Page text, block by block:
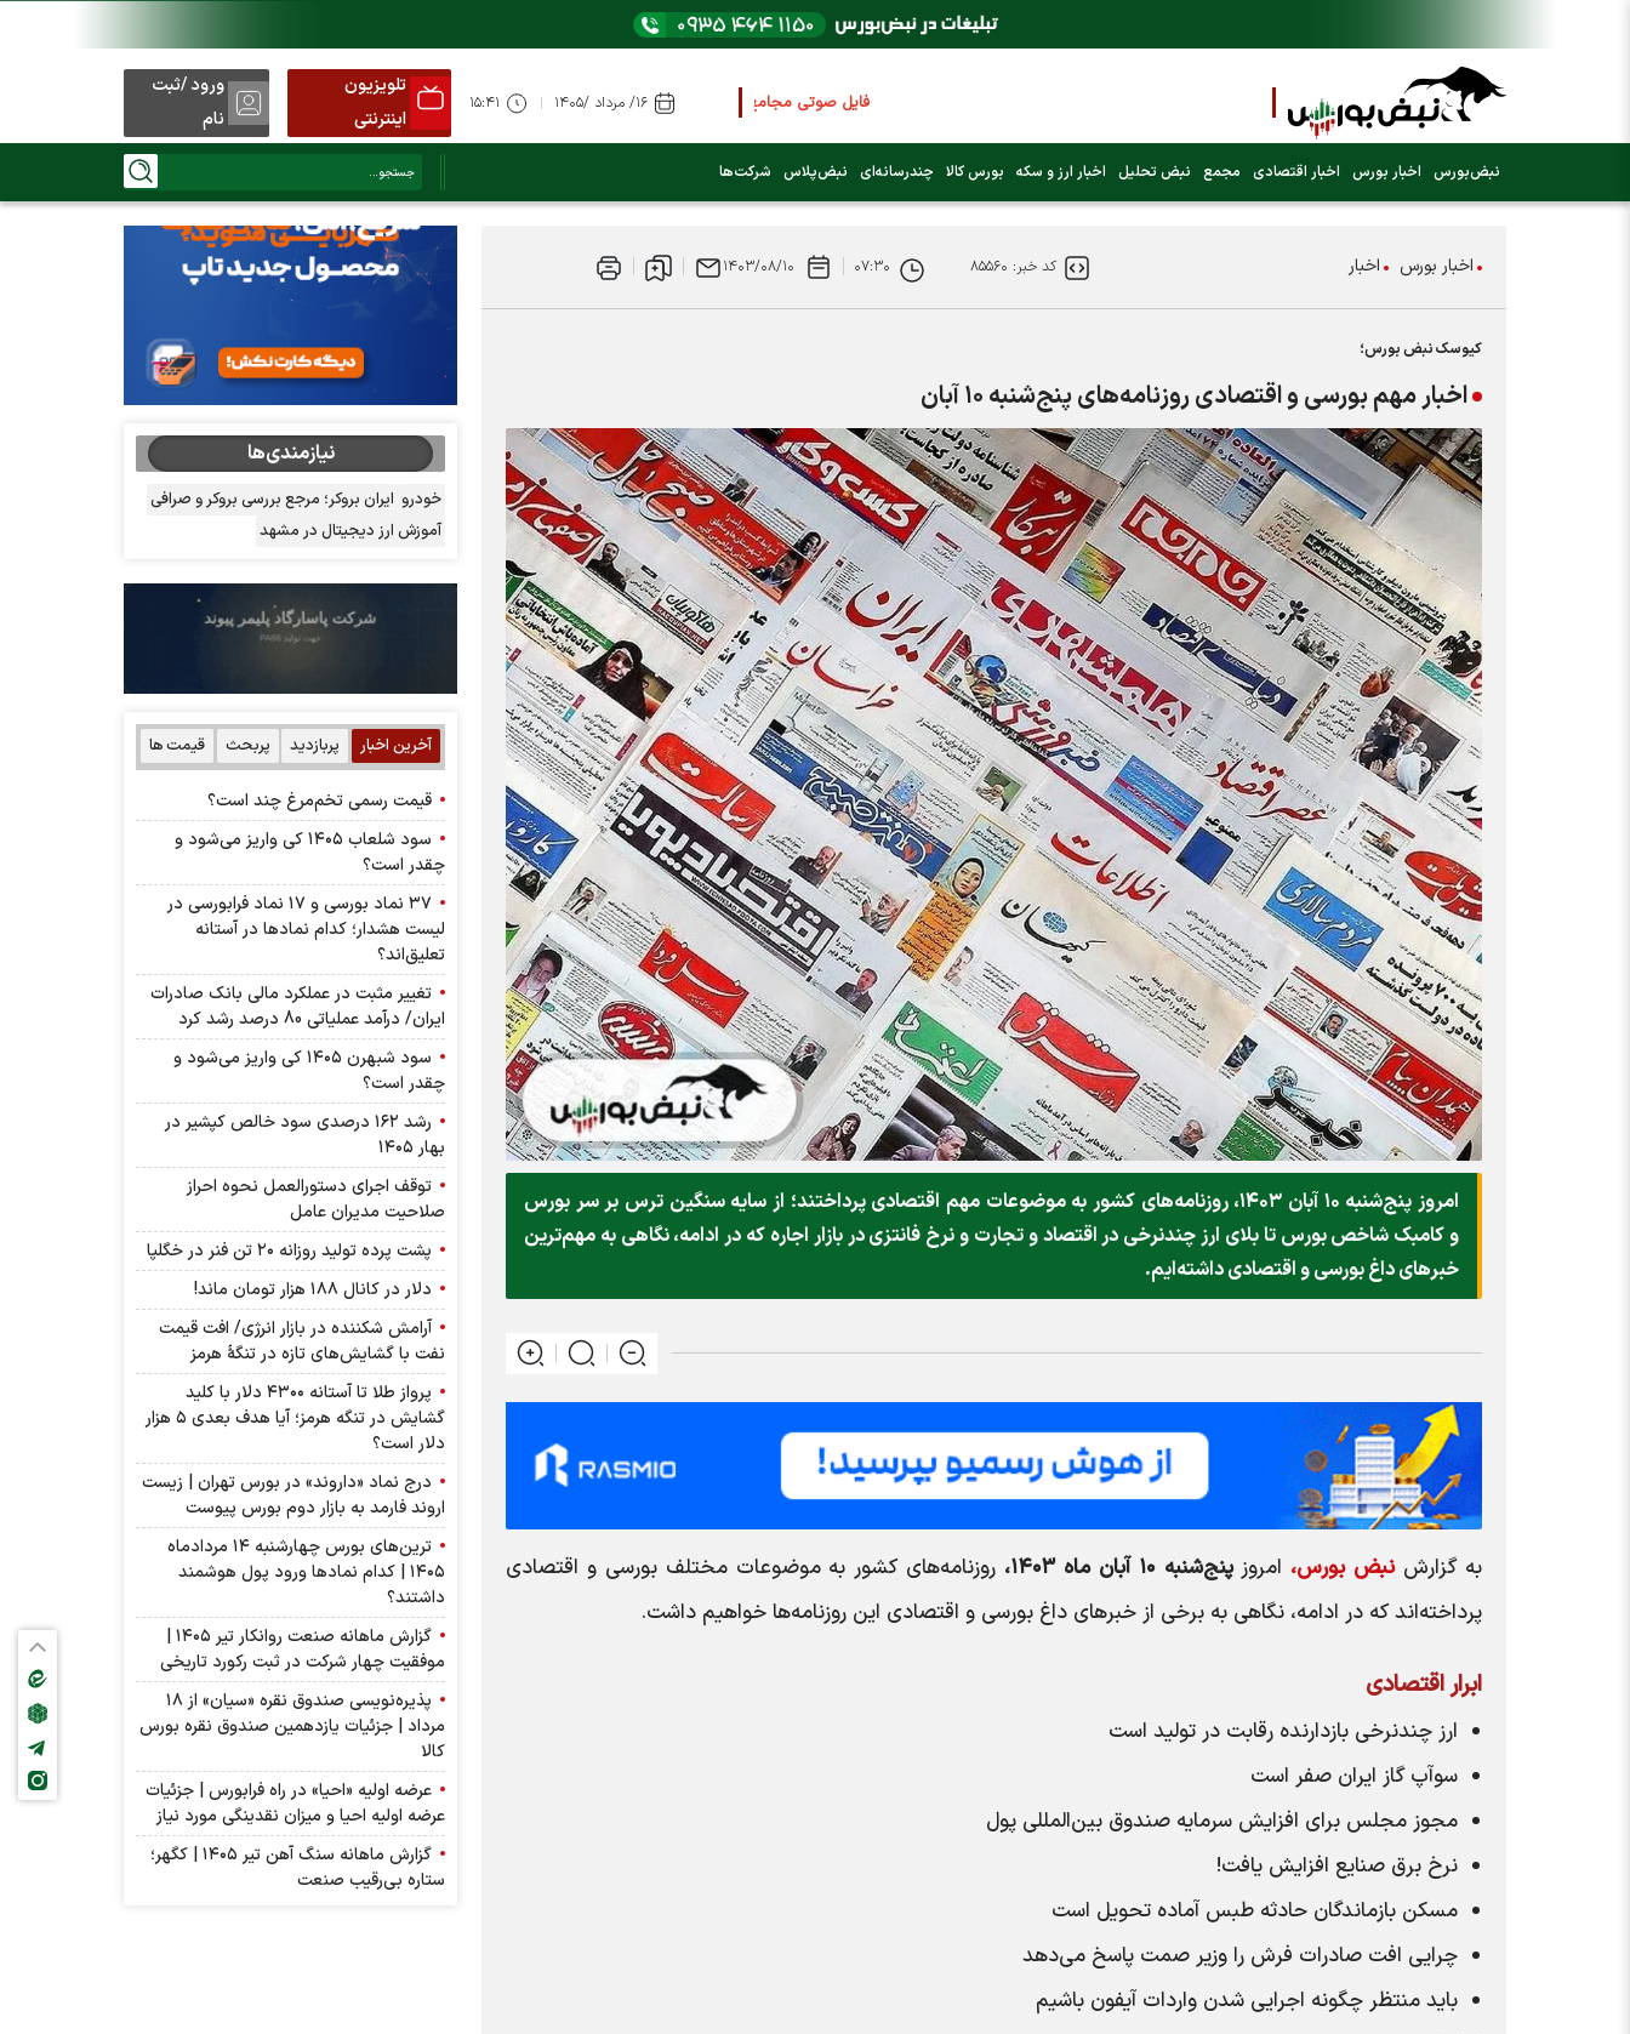
فایل صوتی مجامع و کنفرانس ها را از اینجا گوش کنید
عرضه اولیه بعدی کدام نماد است؟ (کلیک کنید)
تلویزیون
اینترنتی
ورود /ثبت
نام
نبض‌بورس اخبار بورس اخبار اقتصادی مجمع نبض تحلیل اخبار ارز و سکه بورس کالا چندرسانه‌ای نبض‌پلاس شرکت‌ها
اخبار بورس اخبار کد خبر: ۸۵۵۶۰ ۰۷:۳۰ ۱۴۰۳/۰۸/۱۰
کیوسک نبض بورس؛
اخبار مهم بورسی و اقتصادی روزنامه‌های پنج‌شنبه ۱۰ آبان
امروز پنج‌شنبه ۱۰ آبان ۱۴۰۳، روزنامه‌های کشور به موضوعات مهم اقتصادی پرداختند؛ از سایه سنگین ترس بر سر بورس
و کامبک شاخص بورس تا بلای ارز چندنرخی در اقتصاد و تجارت و نرخ فانتزی در بازار اجاره که در ادامه، نگاهی به مهم‌ترین
خبرهای داغ بورسی و اقتصادی داشته‌ایم.
به گزارشنبض بورس، امروزپنج‌شنبه ۱۰ آبان ماه ۱۴۰۳،
روزنامه‌های کشور به موضوعات مختلف بورسی و اقتصادی
پرداخته‌اند که در ادامه، نگاهی به برخی از خبر‌های داغ بورسی و اقتصادی این روزنامه‌ها خواهیم داشت.
ابرار اقتصادی
ارز چندنرخی بازدارنده رقابت در تولید است
سوآپ گاز ایران صفر است
مجوز مجلس برای افزایش سرمایه صندوق بین‌المللی پول
نرخ برق صنایع افزایش یافت!
مسکن بازماندگان حادثه طبس آماده تحویل است
چرایی افت صادرات فرش را وزیر صمت پاسخ می‌دهد
باید منتظر چگونه اجرایی شدن واردات آیفون باشیم
نیازمندی‌ها
خودرو ایران بروکر؛ مرجع بررسی بروکر و صرافی
آموزش ارز دیجیتال در مشهد
آخرین اخبار پربازدید پربحث قیمت ها
قیمت رسمی تخم‌مرغ چند است؟
سود شلعاب ۱۴۰۵ کی واریز می‌شود و
چقدر است؟
۳۷ نماد بورسی و ۱۷ نماد فرابورسی در
لیست هشدار؛ کدام نماد‌ها در آستانه
تعلیق‌اند؟
تغییر مثبت در عملکرد مالی بانک صادرات
ایران/ درآمد عملیاتی 80 درصد رشد کرد
سود شبهرن ۱۴۰۵ کی واریز می‌شود و
چقدر است؟
رشد ۱۶۲ درصدی سود خالص کپشیر در
بهار ۱۴۰۵
توقف اجرای دستورالعمل نحوه احراز
صلاحیت مدیران عامل
پشت پرده تولید روزانه ۲۰ تن فنر در خگلپا
دلار در کانال ۱۸۸ هزار تومان ماند!
آرامش شکننده در بازار انرژی/ افت قیمت
نفت با گشایش‌های تازه در تنگۀ هرمز
پرواز طلا تا آستانه ۴۳۰۰ دلار با کلید
گشایش در تنگه هرمز؛ آیا هدف بعدی ۵ هزار
دلار است؟
درج نماد «داروند» در بورس تهران | زیست
اروند فارمد به بازار دوم بورس پیوست
ترین‌های بورس چهارشنبه ۱۴ مردادماه
۱۴۰۵ | کدام نماد‌ها ورود پول هوشمند
داشتند؟
گزارش ماهانه صنعت روانکار تیر ۱۴۰۵ |
موفقیت چهار شرکت در ثبت رکورد تاریخی
پذیره‌نویسی صندوق نقره «سیان» از ۱۸
مرداد | جزئیات یازدهمین صندوق نقره بورس
کالا
عرضه اولیه «احیا» در راه فرابورس | جزئیات
عرضه اولیه احیا و میزان نقدینگی مورد نیاز
گزارش ماهانه سنگ آهن تیر ۱۴۰۵ | کگهر؛
ستاره بی‌رقیب صنعت